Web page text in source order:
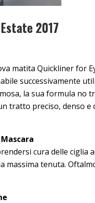
2017
matita Quickliner for
successivamente
la sua formula no
tratto preciso, denso
cura delle ciglia
massima tenuta.